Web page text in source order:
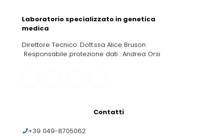
Laboratorio specializzato in genetica
medica
Direttore Tecnico: Dott.ssa Alice Bruson
Responsabile protezione dati : Andrea Orsi
Contatti
+39 049-8705062